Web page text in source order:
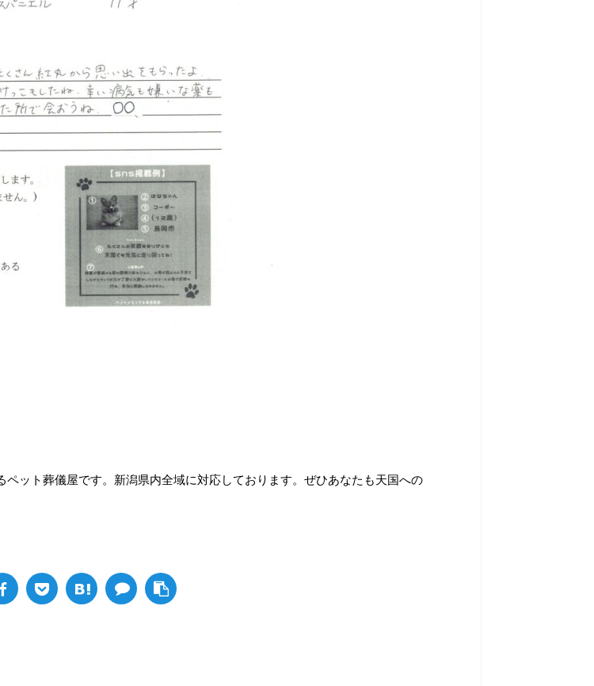
ット葬儀屋です。新潟県内全域に対応しております。ぜひあなたも天国への